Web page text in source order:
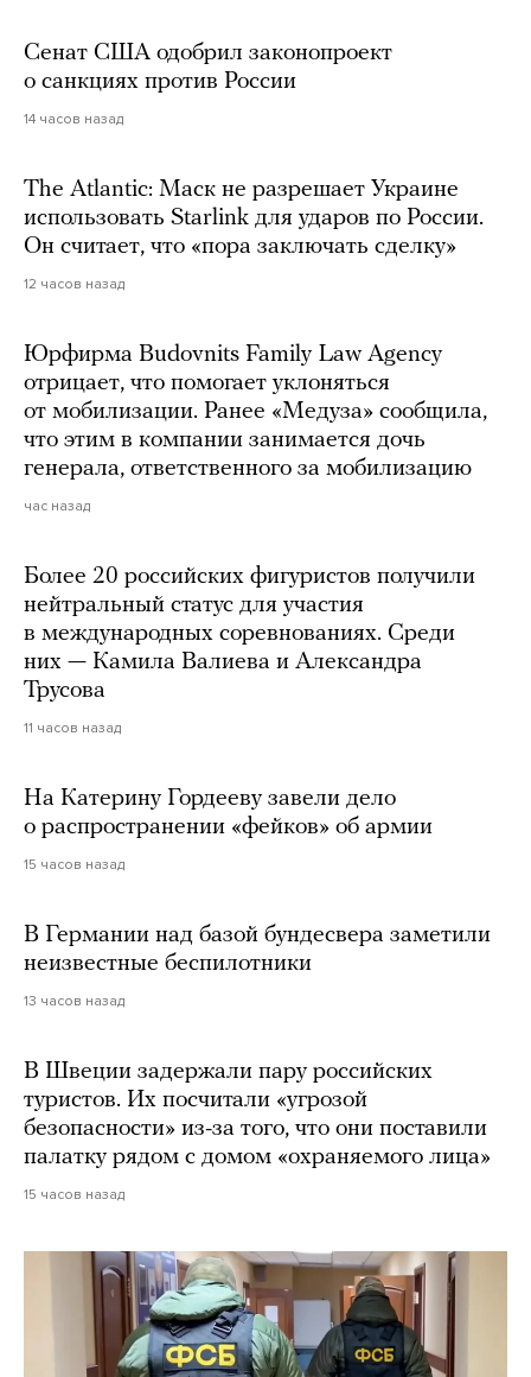
Сенат США одобрил законопроект
о санкциях против России
14 часов назад
The Atlantic: Маск не разрешает Украине
использовать Starlink для ударов по России.
Он считает, что «пора заключать сделку»
12 часов назад
Юрфирма Budovnits Family Law Agency
отрицает, что помогает уклоняться
от мобилизации. Ранее «Медуза» сообщила,
что этим в компании занимается дочь
генерала, ответственного за мобилизацию
час назад
Более 20 российских фигуристов получили
нейтральный статус для участия
в международных соревнованиях. Среди
них — Камила Валиева и Александра
Трусова
11 часов назад
На Катерину Гордееву завели дело
о распространении «фейков» об армии
15 часов назад
В Германии над базой бундесвера заметили
неизвестные беспилотники
13 часов назад
В Швеции задержали пару российских
туристов. Их посчитали «угрозой
безопасности» из-за того, что они поставили
палатку рядом с домом «охраняемого лица»
15 часов назад